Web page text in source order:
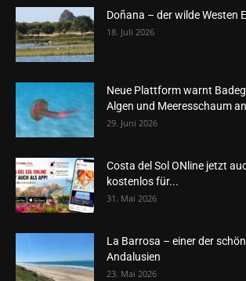
Doñana – der wilde Westen
18. Juli 2026
Neue Plattform warnt
Algen und Meeresschaum
29. Juni 2026
Costa del Sol ONline jetzt
kostenlos für...
31. Mai 2026
La Barrosa – einer der
Andalusien
23. Mai 2026